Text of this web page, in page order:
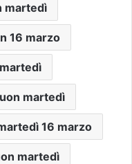
martedì
16 marzo
martedì
16 marzo
martedì